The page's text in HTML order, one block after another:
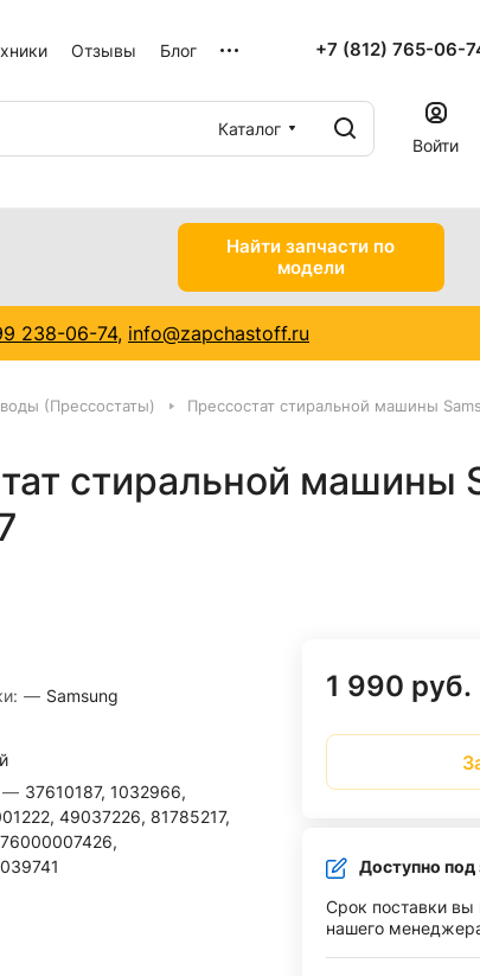
Отзывы Блог +7 (812) 765-06-
Каталог
Войти
Найти запчасти по
модели
238-06-74, info@zapchastoff.ru
(Прессостаты) Прессостат стиральной машины
стиральной машины
— Samsung
— 37610187, 1032966,
49037226, 81785217,
1 990 руб.
Доступно под
Срок поставки вы
нашего